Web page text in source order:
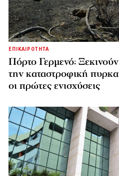
ΕΠΙΚΑΙΡΟΤΗΤΑ
Πόρτο Γερμενό:
την καταστροφική
οι πρώτες ενισχύσεις